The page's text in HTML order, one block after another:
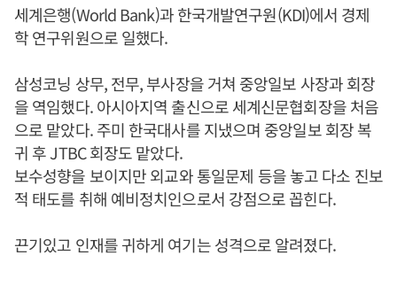
세계은행(World Bank)과 한국개발연구원(KDI)에서 경제
학 연구위원으로 일했다.
삼성코닝 상무, 전무, 부사장을 거쳐 중앙일보 사장과 회장
을 역임했다. 아시아지역 출신으로 세계신문협회장을 처음
으로 맡았다. 주미 한국대사를 지냈으며 중앙일보 회장 복
귀 후 JTBC 회장도 맡았다.
보수성향을 보이지만 외교와 통일문제 등을 놓고 다소 진보
적 태도를 취해 예비정치인으로서 강점으로 꼽힌다.
끈기있고 인재를 귀하게 여기는 성격으로 알려졌다.